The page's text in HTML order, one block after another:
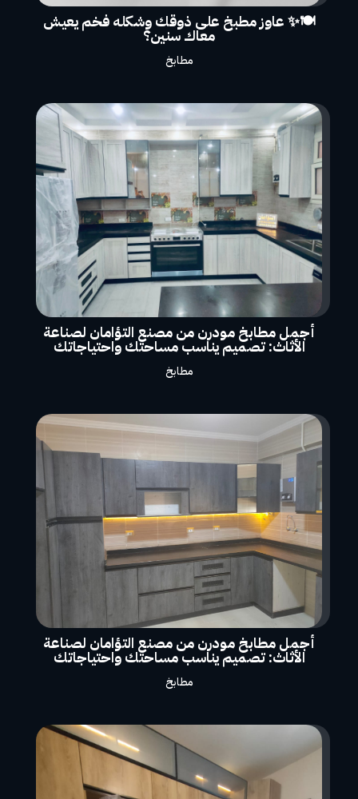
🍽️✨ عاوز مطبخ على ذوقك وشكله فخم يعيش
معاك سنين؟
مطابخ
أجمل مطابخ مودرن من مصنع التؤامان لصناعة
الأثاث: تصميم يناسب مساحتك واحتياجاتك
مطابخ
أجمل مطابخ مودرن من مصنع التؤامان لصناعة
الأثاث: تصميم يناسب مساحتك واحتياجاتك
مطابخ